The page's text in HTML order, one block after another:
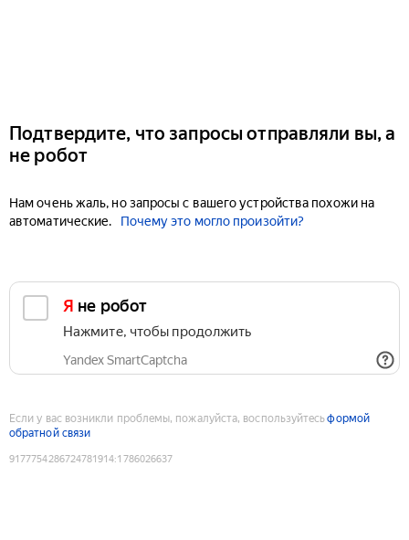
Подтвердите, что запросы отправляли вы, а
не робот
Нам очень жаль, но запросы с вашего устройства похожи на
автоматические.
Почему это могло произойти?
Я не робот
Нажмите, чтобы продолжить
Yandex SmartCaptcha
Если у вас возникли проблемы, пожалуйста, воспользуйтесьформой
обратной связи
9177754286724781914:1786026637